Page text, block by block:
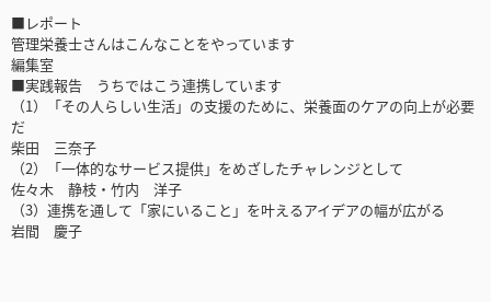
■レポート
管理栄養士さんはこんなことをやっています
編集室
■実践報告 うちではこう連携しています
（1）「その人らしい生活」の支援のために、栄養面のケアの向上が必要
だ
柴田 三奈子
（2）「一体的なサービス提供」をめざしたチャレンジとして
佐々木 静枝・竹内 洋子
（3）連携を通して「家にいること」を叶えるアイデアの幅が広がる
岩間 慶子